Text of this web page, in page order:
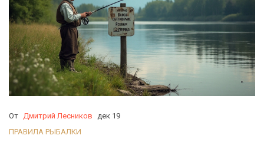
От Дмитрий Лесников дек 19
ПРАВИЛА РЫБАЛКИ